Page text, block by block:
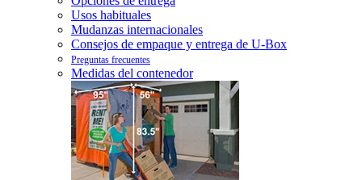
Usos habituales
Mudanzas internacionales
Consejos de empaque y entrega de U-Box
Preguntas frecuentes
Medidas del contenedor